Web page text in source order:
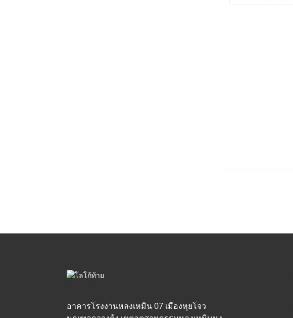
อาคารโรงงานหลงเหมิน 07 เมืองหุยโจว